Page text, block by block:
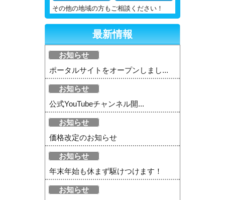
その他の地域の方もご相談ください！
最新情報
お知らせ
ポータルサイトをオープンしまし...
お知らせ
公式YouTubeチャンネル開...
お知らせ
価格改定のお知らせ
お知らせ
年末年始も休まず駆けつけます！
お知らせ